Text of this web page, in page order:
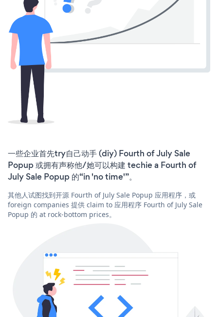
一些企业首先try自己动手 (diy) Fourth of July Sale
Popup 或拥有声称他/她可以构建 techie a Fourth of
July Sale Popup 的“in 'no time'”。
其他人试图找到开源 Fourth of July Sale Popup 应用程序，或
foreign companies 提供 claim to 应用程序 Fourth of July Sale
Popup 的 at rock-bottom prices。